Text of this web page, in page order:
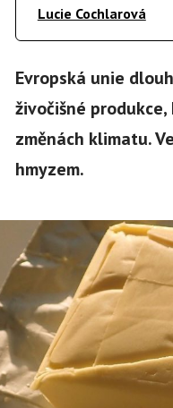
Lucie Cochlarová
Evropská unie
živočišné
změnách klimatu.
hmyzem.